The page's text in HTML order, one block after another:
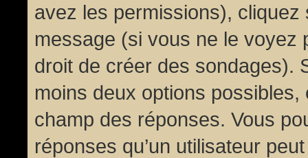
avez les permissions), cliquez
message (si vous ne le voyez
droit de créer des sondages).
moins deux options
champ des réponses. Vous
réponses qu’un utilisateur